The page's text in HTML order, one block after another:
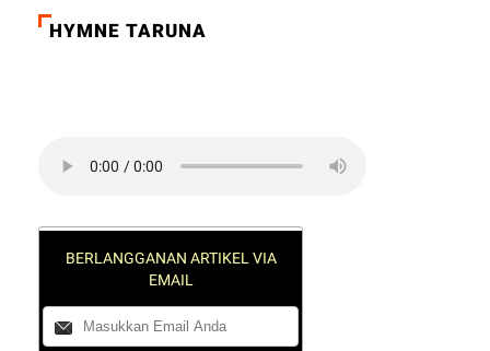
HYMNE TARUNA
BERLANGGANAN ARTIKEL VIA
EMAIL